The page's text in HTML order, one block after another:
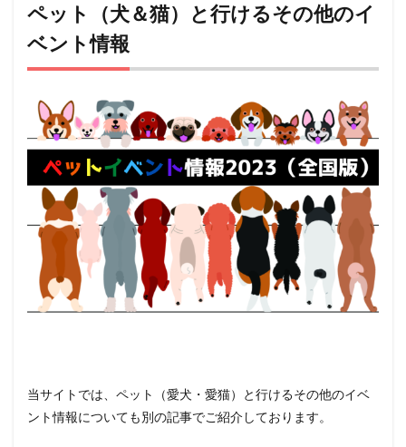
ペット（犬＆猫）と行けるその他のイ
ベント情報
当サイトでは、ペット（愛犬・愛猫）と行けるその他のイベ
ント情報についても別の記事でご紹介しております。